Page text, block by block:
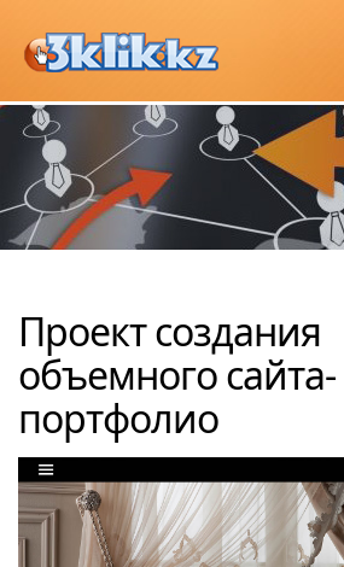
Проект создания
объемного сайта-
портфолио